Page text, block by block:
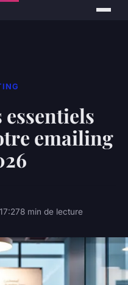
emailing
8 min de lecture